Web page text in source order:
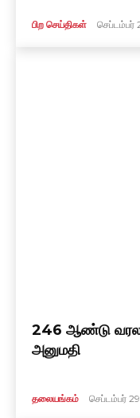
பிற செய்திகள் செப்டம்பர்
246 ஆண்டு
அனுமதி
தலையங்கம் செப்டம்பர்